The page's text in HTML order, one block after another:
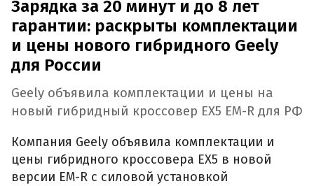
Зарядка за 20 минут и до 8 лет
гарантии: раскрыты комплектации
и цены нового гибридного Geely
для России
Geely объявила комплектации и цены на
новый гибридный кроссовер EX5 EM-R для РФ
Компания Geely объявила комплектации и
цены гибридного кроссовера EX5 в новой
версии EM-R с силовой установкой